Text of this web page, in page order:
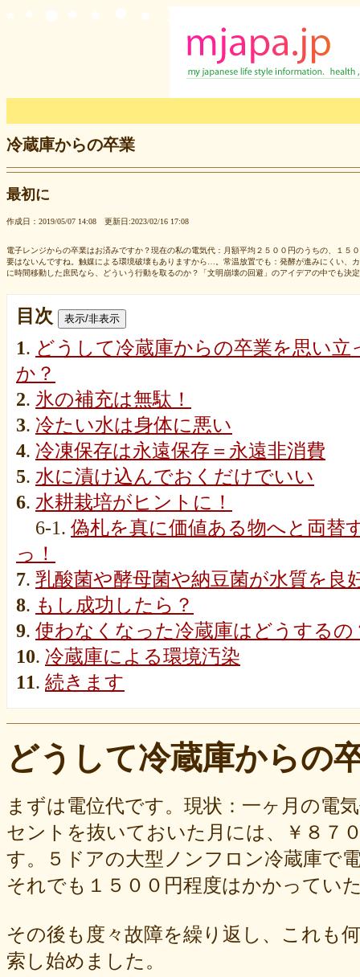
冷蔵庫からの卒業
最初に
作成日：2019/05/07 14:08 更新日:2023/02/16 17:08
電子レンジからの卒業はお済みですか？現在の私の電気代：月額平均２５００円のうちの、１
要はないんですね。触媒による環境破壊もありますから…。常温放置でも：発酵が進みにくい、
に時間移動した庶民なら、どういう行動を取るのか？「文明崩壊の回避」のアイデアの中でも決
目次 表示/非表示
1. どうして冷蔵庫からの卒業を思い立
か？
2. 氷の補充は無駄！
3. 冷たい水は身体に悪い
4. 冷凍保存は永遠保存＝永遠非消費
5. 水に漬け込んでおくだけでいい
6. 水耕栽培がヒントに！
6-1. 偽札を真に価値ある物へと両替
っ！
7. 乳酸菌や酵母菌や納豆菌が水質を良
8. もし成功したら？
9. 使わなくなった冷蔵庫はどうするの
10. 冷蔵庫による環境汚染
11. 続きます
どうして冷蔵庫からの
まずは電位代です。現状：一ヶ月の電
セントを抜いておいた月には、￥８７
す。５ドアの大型ノンフロン冷蔵庫で
それでも１５００円程度はかかってい
その後も度々故障を繰り返し、これも
索し始めました。